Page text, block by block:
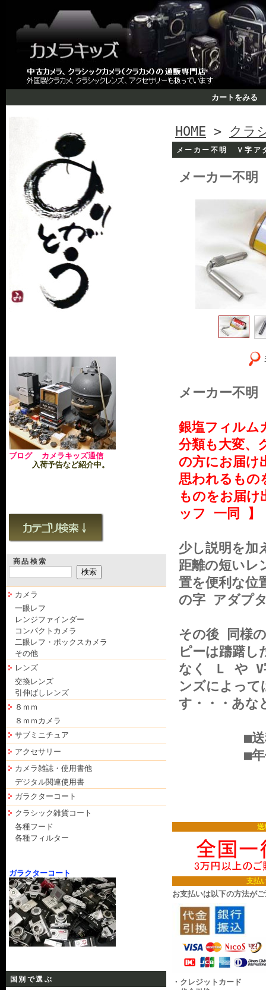
カートをみる
ブログ カメラキッズ通信
入荷予告など紹介中。
商品検索
カメラ
一眼レフ
レンジファインダー
コンパクトカメラ
二眼レフ・ボックスカメラ
その他
レンズ
交換レンズ
引伸ばしレンズ
８ｍｍ
８ｍｍカメラ
サブミニチュア
アクセサリー
カメラ雑誌・使用書他
デジタル関連使用書
ガラクターコート
クラシック雑貨コート
各種フード
各種フィルター
ガラクターコート
国別で選ぶ
HOME > クラ
メーカー不明 Ｖ字ア
メーカー不
メーカー不
銀塩フィルム
分類も大変、
の方にお届
思われるも
ものをお
ッフ 一同 】
少し説明を加
距離の短いレ
置を便利な位
の字 アダプ
その後 同様
ピーは躊躇し
なく Ｌ や V
ンズによって
す・・・あな
■送料：基
■年代なり
送
支払
お支払いは以下の方法が
・クレジットカード